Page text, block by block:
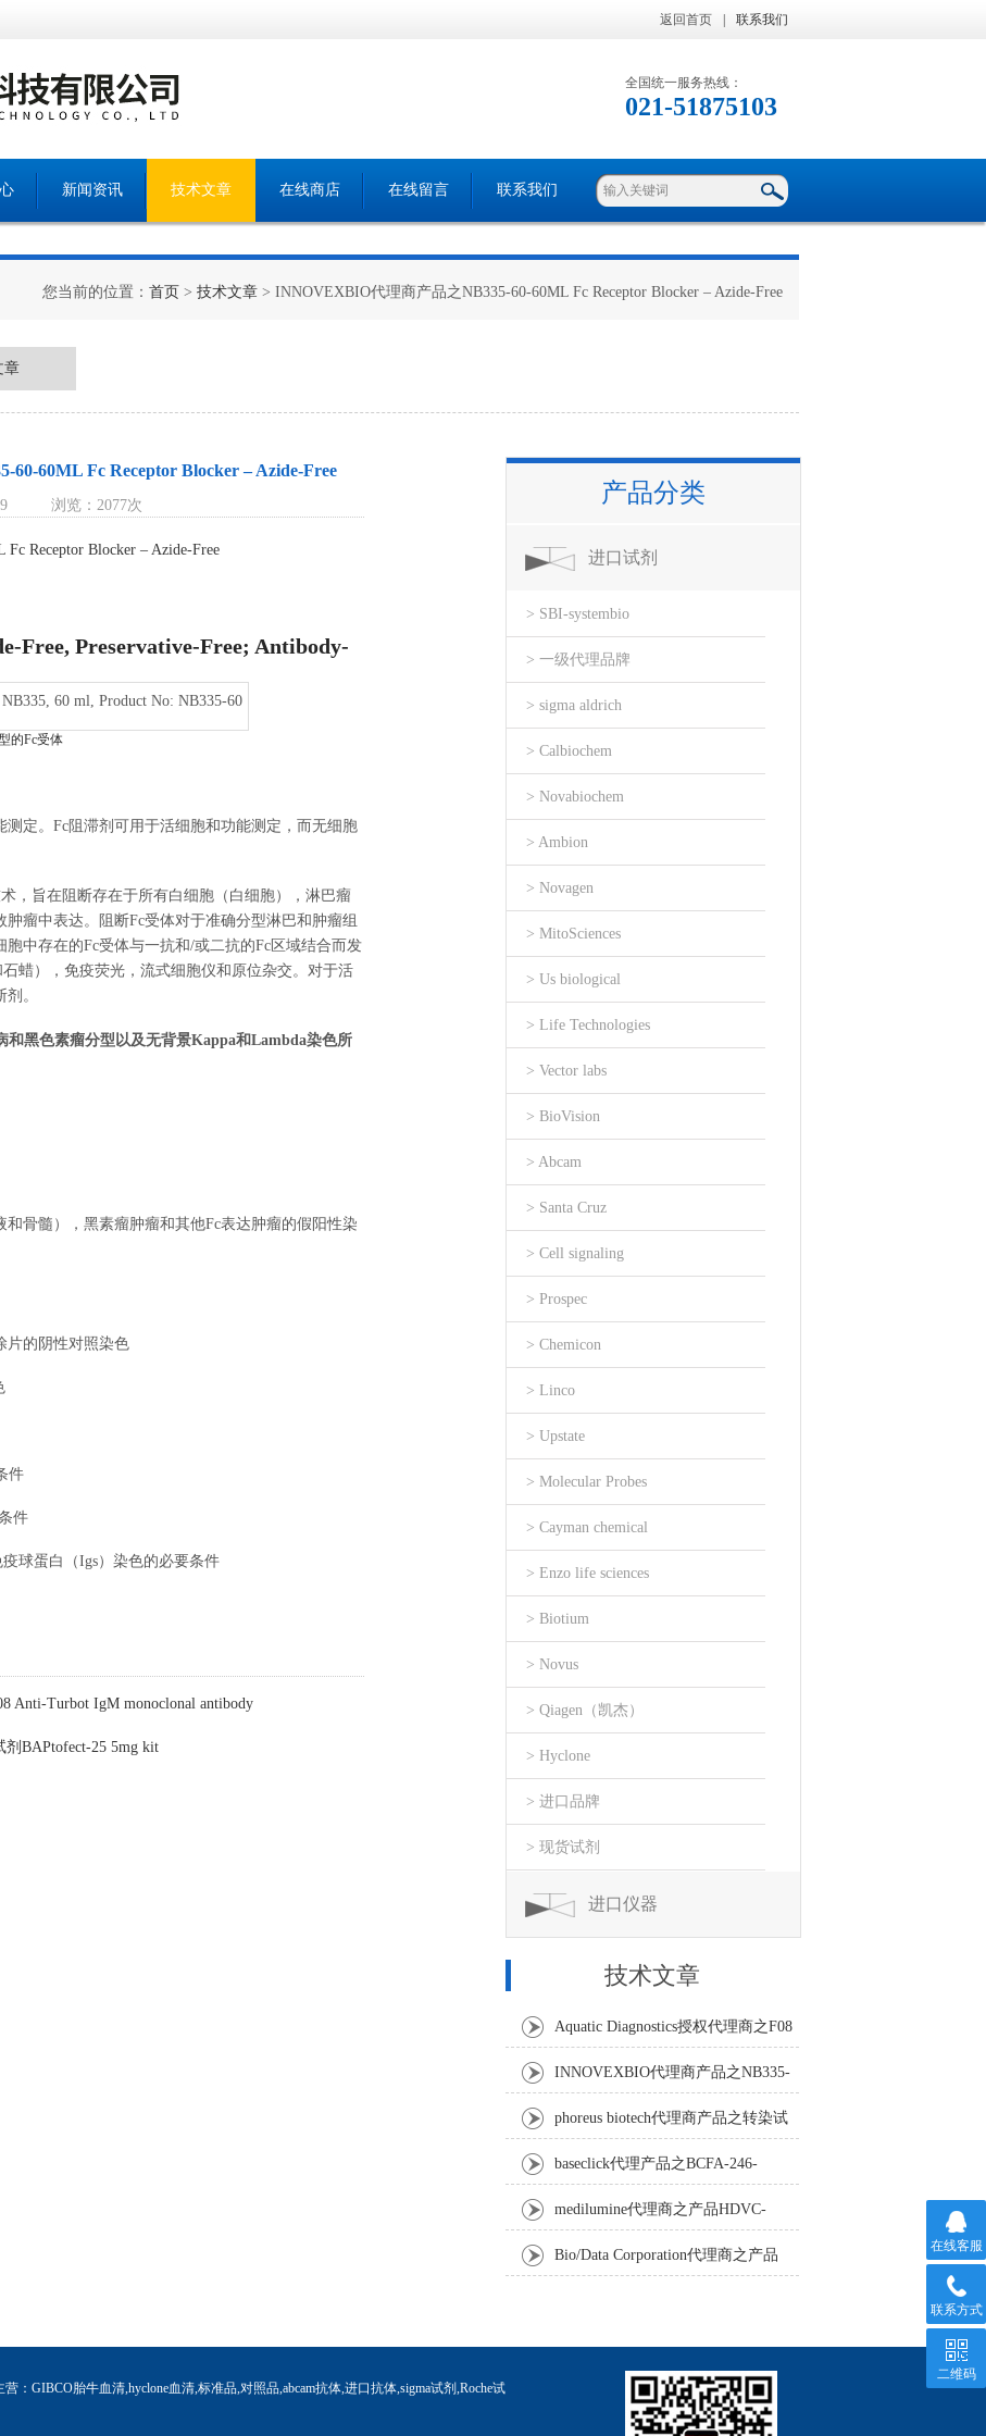
返回首页 联系我们
全国统一服务热线：
021-51875103
新闻资讯 技术文章 在线商店 在线留言 联系我们
您当前的位置： 首页 > 技术文章 > INNOVEXBIO代理商产品之NB335-60-60ML Fc Receptor Blocker – Azide-Free
章
60ML Fc Receptor Blocker – Azide-Free
浏览：2077次
Receptor Blocker – Azide-Free
Free, Preservative-Free; Antibody-
To-Use)
60 ml, Product No: NB335-60
的Fc受体
定。Fc阻滞剂可用于活细胞和功能测定，而无细胞
，旨在阻断存在于所有白细胞（白细胞），淋巴瘤
瘤中表达。阻断Fc受体对于准确分型淋巴和肿瘤组
中存在的Fc受体与一抗和/或二抗的Fc区域结合而发
蜡），免疫荧光，流式细胞仪和原位杂交。对于活
。
和黑色素瘤分型以及无背景Kappa和Lambda染色所
骨髓），黑素瘤肿瘤和其他Fc表达肿瘤的假阳性染
片的阴性对照染色
件
件
球蛋白（Igs）染色的必要条件
Anti-Turbot IgM monoclonal antibody
剂BAPtofect-25 5mg kit
产品分类
进口试剂
> SBI-systembio
> 一级代理品牌
> sigma aldrich
> Calbiochem
> Novabiochem
> Ambion
> Novagen
> MitoSciences
> Us biological
> Life Technologies
> Vector labs
> BioVision
> Abcam
> Santa Cruz
> Cell signaling
> Prospec
> Chemicon
> Linco
> Upstate
> Molecular Probes
> Cayman chemical
> Enzo life sciences
> Biotium
> Novus
> Qiagen（凯杰）
> Hyclone
> 进口品牌
> 现货试剂
进口仪器
技术文章
Aquatic Diagnostics授权代理商之F08
Anti-Turbot IgM monoclonal antibody
INNOVEXBIO代理商产品之NB335-
60-60ML Fc Receptor Blocker – Azide-Free
phoreus biotech代理商产品之转染试
剂BAPtofect-25 5mg kit
baseclick代理产品之BCFA-246-
5mg，Tri-β-GalNAc-PEG3-Azide
medilumine代理商之产品HDVC-
121，Fenestra HDVC动物CT造影剂
Bio/Data Corporation代理商之产品
：GIBCO胎牛血清,hyclone血清,标准品,对照品,abcam抗体,进口抗体,sigma试剂,Roche试
在线客服
联系方式
二维码